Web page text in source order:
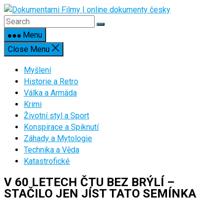
Skip
to
contentMenu
Close Menu
Myšlení
Historie a Retro
Válka a Armáda
Krimi
Životní styl a Sport
Konspirace a Spiknutí
Záhady a Mytologie
Technika a Věda
Katastrofické
V 60 LETECH ČTU BEZ BRÝLÍ –
STAČILO JEN JÍST TATO SEMÍNKA